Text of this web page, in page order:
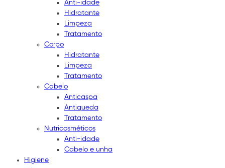
Anti-idade
Hidratante
Limpeza
Tratamento
Corpo
Hidratante
Limpeza
Tratamento
Cabelo
Anticaspa
Antiqueda
Tratamento
Nutricosméticos
Anti-idade
Cabelo e unha
Higiene